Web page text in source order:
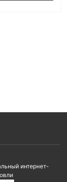
интернет-